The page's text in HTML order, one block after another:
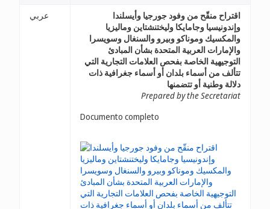
عربي
اقتراح منقّح من وفود جورجيا وأيسلندا
وإندونيسيا وجامايكا وليختنشتاين وماليزيا
والمكسيك وموناكو وبيرو والسنغال وسويسرا
والإمارات العربية المتحدة بشأن المبادئ
التوجيهية الخاصة بفحص العلامات التجارية التي
تتألف من أسماء بلدان أو أسماء جغرافية ذات
دلالة وطنية أو تتضمنها
Prepared by the Secretariat
Documento completo